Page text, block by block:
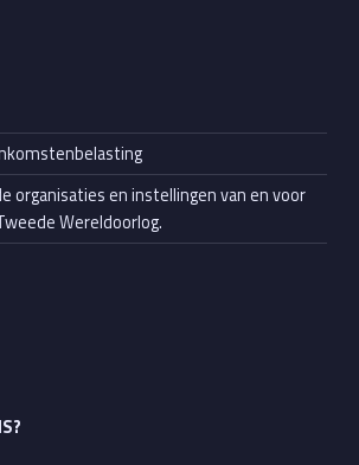
organisaties en instellingen van en voor
Wereldoorlog.